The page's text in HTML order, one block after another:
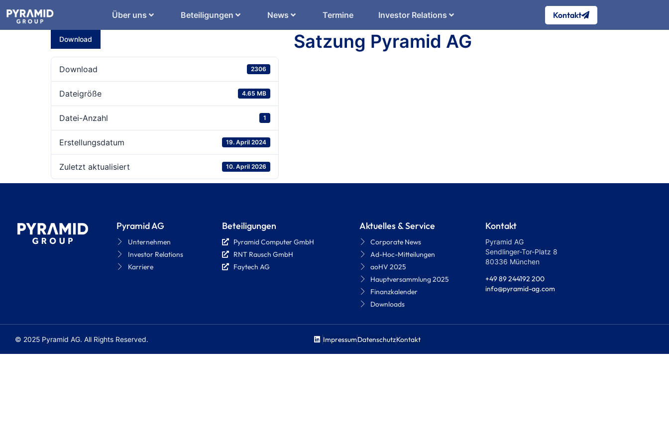
Über uns Beteiligungen News Termine Investor Relations Kontakt
Download
Download 2306
Dateigröße 4.65 MB
Datei-Anzahl 1
Erstellungsdatum 19. April 2024
Zuletzt aktualisiert 10. April 2026
Satzung Pyramid AG
Pyramid AG
Unternehmen
Investor Relations
Karriere
Beteiligungen
Pyramid Computer GmbH
RNT Rausch GmbH
Faytech AG
Aktuelles & Service
Corporate News
Ad-Hoc-Mitteilungen
aoHV 2025
Hauptversammlung 2025
Finanzkalender
Downloads
Kontakt
Pyramid AG
Sendlinger-Tor-Platz 8
80336 München
+49 89 244192 200
info@pyramid-ag.com
© 2025 Pyramid AG. All Rights Reserved. ImpressumDatenschutzKontakt